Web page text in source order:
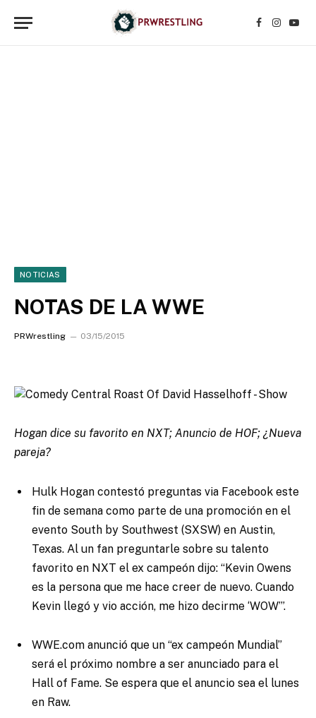
Facebook
NOTICIAS
NOTAS DE LA WWE
PRWrestling 03/15/2015
Hogan dice su favorito en NXT; Anuncio de HOF; ¿Nueva
pareja?
Hulk Hogan contestó preguntas via Facebook este
fin de semana como parte de una promoción en el
evento South by Southwest (SXSW) en Austin,
Texas. Al un fan preguntarle sobre su talento
favorito en NXT el ex campeón dijo: “Kevin Owens
es la persona que me hace creer de nuevo. Cuando
Kevin llegó y vio acción, me hizo decirme ‘WOW’”.
WWE.com anunció que un “ex campeón Mundial”
será el próximo nombre a ser anunciado para el
Hall of Fame. Se espera que el anuncio sea el lunes
en Raw.